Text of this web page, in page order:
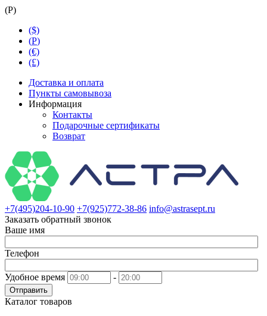
(Р)
($)
(Р)
(€)
(£)
Доставка и оплата
Пункты самовывоза
Информация
Контакты
Подарочные сертификаты
Возврат
+7(495)204-10-90 +7(925)772-38-86 info@astrasept.ru
Заказать обратный звонок
Ваше имя
Телефон
Удобное время -
Отправить
Каталог товаров